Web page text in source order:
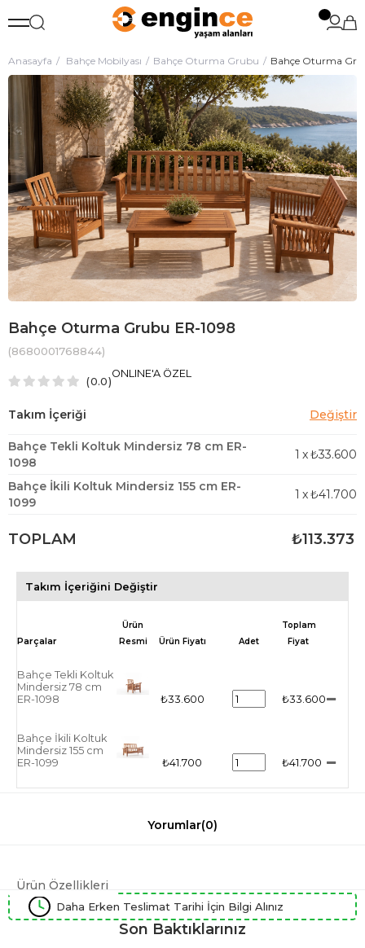
Anasayfa Bahçe Mobilyası Bahçe Oturma Grubu Bahçe Oturma
Bahçe Oturma Grubu ER-1098
(8680001768844)
0.0
ONLINE'A ÖZEL
Bahçe Tekli Koltuk Mindersiz 78 cm ER-
1098
1 x₺33.600
Bahçe İkili Koltuk Mindersiz 155 cm ER-
1099
1 x₺41.700
TOPLAM ₺113.373
Takım İçeriğini Değiştir
Ürün
Resmi
Ürün Fiyatı Adet
Toplam
Fiyat
Bahçe Tekli Koltuk
Mindersiz 78 cm
ER-1098
₺33.600 ₺33.600
Bahçe İkili Koltuk
Mindersiz 155 cm
ER-1099
₺41.700 ₺41.700
Yorumlar(0)
Ürün Özellikleri
Daha Erken Teslimat Tarihi İçin Bilgi Alınız
Son Baktıklarınız